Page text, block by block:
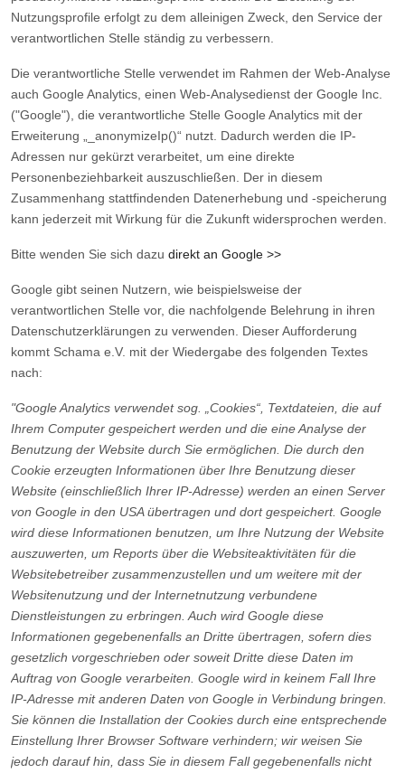
Nutzungsprofile erfolgt zu dem alleinigen Zweck, den Service der
verantwortlichen Stelle ständig zu verbessern.
Die verantwortliche Stelle verwendet im Rahmen der Web-Analyse
auch Google Analytics, einen Web-Analysedienst der Google Inc.
("Google"), die verantwortliche Stelle Google Analytics mit der
Erweiterung „_anonymizeIp()“ nutzt. Dadurch werden die IP-
Adressen nur gekürzt verarbeitet, um eine direkte
Personenbeziehbarkeit auszuschließen. Der in diesem
Zusammenhang stattfindenden Datenerhebung und -speicherung
kann jederzeit mit Wirkung für die Zukunft widersprochen werden.
Bitte wenden Sie sich dazu direkt an Google >>
Google gibt seinen Nutzern, wie beispielsweise der
verantwortlichen Stelle vor, die nachfolgende Belehrung in ihren
Datenschutzerklärungen zu verwenden. Dieser Aufforderung
kommt Schama e.V. mit der Wiedergabe des folgenden Textes
nach:
"Google Analytics verwendet sog. „Cookies“, Textdateien, die auf
Ihrem Computer gespeichert werden und die eine Analyse der
Benutzung der Website durch Sie ermöglichen. Die durch den
Cookie erzeugten Informationen über Ihre Benutzung dieser
Website (einschließlich Ihrer IP-Adresse) werden an einen Server
von Google in den USA übertragen und dort gespeichert. Google
wird diese Informationen benutzen, um Ihre Nutzung der Website
auszuwerten, um Reports über die Websiteaktivitäten für die
Websitebetreiber zusammenzustellen und um weitere mit der
Websitenutzung und der Internetnutzung verbundene
Dienstleistungen zu erbringen. Auch wird Google diese
Informationen gegebenenfalls an Dritte übertragen, sofern dies
gesetzlich vorgeschrieben oder soweit Dritte diese Daten im
Auftrag von Google verarbeiten. Google wird in keinem Fall Ihre
IP-Adresse mit anderen Daten von Google in Verbindung bringen.
Sie können die Installation der Cookies durch eine entsprechende
Einstellung Ihrer Browser Software verhindern; wir weisen Sie
jedoch darauf hin, dass Sie in diesem Fall gegebenenfalls nicht